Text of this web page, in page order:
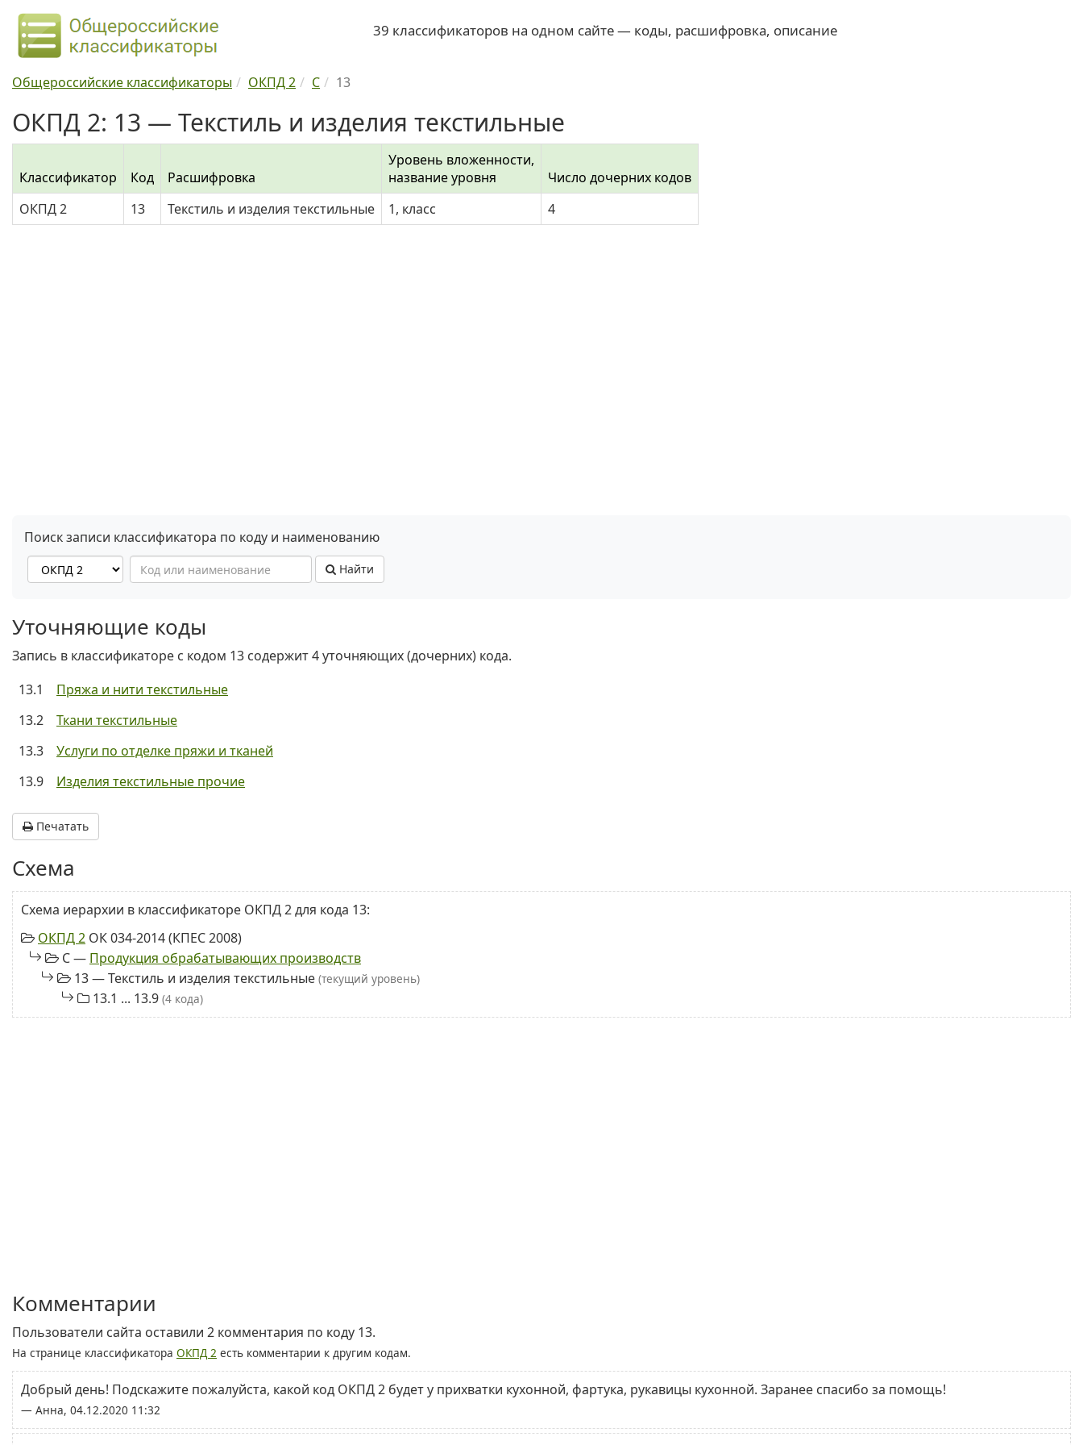
39 классификаторов на одном сайте — коды, расшифровка, описание
Общероссийские классификаторы ОКПД 2 C 13
ОКПД 2: 13 — Текстиль и изделия текстильные
Классификатор Код Расшифровка
Уровень вложенности,
название уровня
Число дочерних кодов
ОКПД 2
13 Текстиль и изделия текстильные 1, класс 4
Поиск записи классификатора по коду и наименованию
Найти
Уточняющие коды
Запись в классификаторе с кодом 13 содержит 4 уточняющих (дочерних) кода.
13.1
Пряжа и нити текстильные
13.2
Ткани текстильные
13.3
Услуги по отделке пряжи и тканей
13.9
Изделия текстильные прочие
Печатать
Схема
Схема иерархии в классификаторе ОКПД 2 для кода 13:
ОКПД 2 ОК 034-2014 (КПЕС 2008)
C — Продукция обрабатывающих производств
13 — Текстиль и изделия текстильные (текущий уровень)
13.1 ... 13.9 (4 кода)
Комментарии
Пользователи сайта оставили 2 комментария по коду 13.
На странице классификатора ОКПД 2 есть комментарии к другим кодам.
Добрый день! Подскажите пожалуйста, какой код ОКПД 2 будет у прихватки кухонной, фартука, рукавицы кухонной. Заранее спасибо за помощь!
— Анна, 04.12.2020 11:32